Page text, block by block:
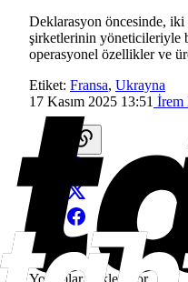
Deklarasyon öncesinde, iki
şirketlerinin yöneticileriyle
operasyonel özellikler ve
Etiket: Fransa, Ukrayna
17 Kasım 2025 13:51 İrem